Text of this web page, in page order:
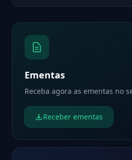
Ementas
Receba agora as ementas no
Receber ementas